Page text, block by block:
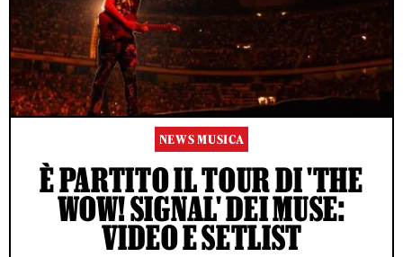
NEWS MUSICA
È PARTITO IL TOUR DI 'THE
WOW! SIGNAL' DEI MUSE:
VIDEO E SETLIST